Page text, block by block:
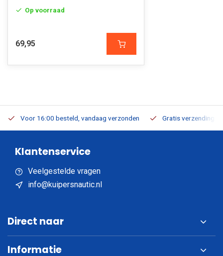
Op voorraad
69,95
Voor 16:00 besteld, vandaag verzonden Gratis verzending
Klantenservice
Veelgestelde vragen
info@kuipersnautic.nl
Direct naar
Informatie